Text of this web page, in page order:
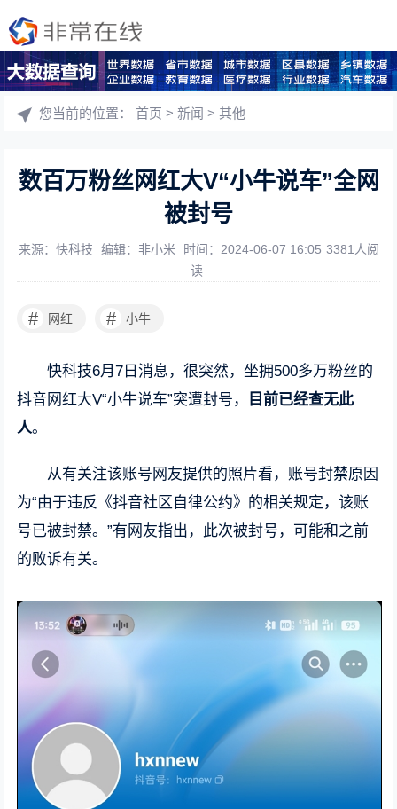
您当前的位置：首页 >新闻 >其他
数百万粉丝网红大V“小牛说车”全网
被封号
来源：快科技 编辑：非小米 时间：2024-06-07 16:05 3381人阅
读
# 网红 # 小牛
快科技6月7日消息，很突然，坐拥500多万粉丝的
抖音网红大V“小牛说车”突遭封号，
目前已经查无此
人。
从有关注该账号网友提供的照片看，账号封禁原因
为“由于违反《抖音社区自律公约》的相关规定，该账
号已被封禁。”有网友指出，此次被封号，可能和之前
的败诉有关。